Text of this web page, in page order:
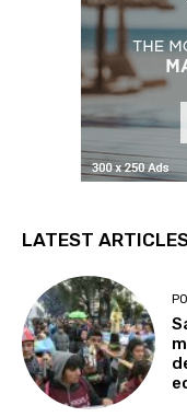
LATEST